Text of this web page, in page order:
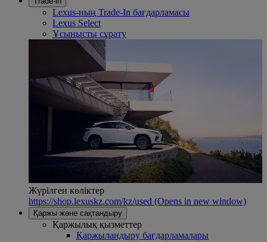
Lexus-ның Trade-In бағдарламасы
Lexus Select
Ұсынысты сұрату
Жүрілген көліктер
https://shop.lexuskz.com/kz/used (Opens in new window)
Қаржы және сақтандыру
Қаржылық қызметтер
Қаржыландыру бағдарламалары